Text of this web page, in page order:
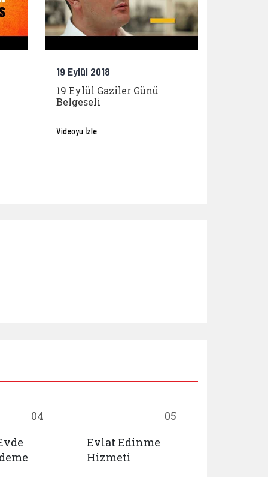
19 Eylül 2018
19 Eylül Gaziler Günü
Belgeseli
Videoyu İzle
04
05
Evlat Edinme
Hizmeti